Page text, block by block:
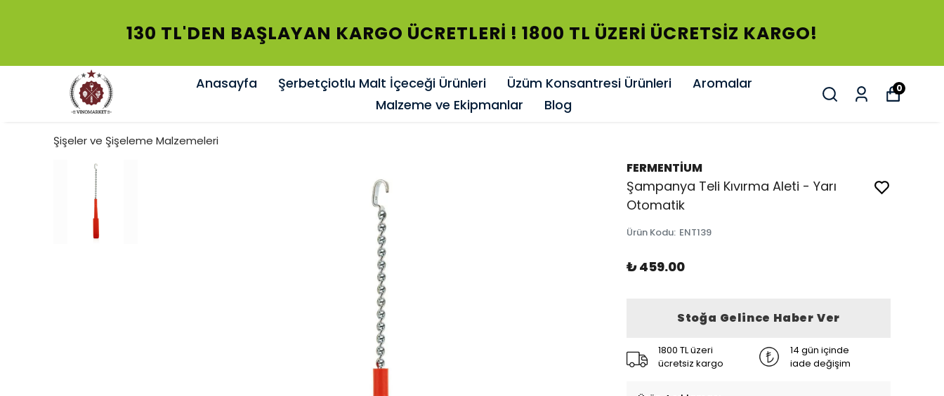
130 TL'DEN BAŞLAYAN KARGO ÜCRETLERİ ! 1800 TL ÜZERİ ÜCRETSİZ KARGO!
Anasayfa Şerbetçiotlu Malt İçeceği Ürünleri Üzüm Konsantresi Ürünleri
Aromalar
Malzeme ve Ekipmanlar
Blog
0
Şişeler ve Şişeleme Malzemeleri
FERMENTİUM
Şampanya Teli Kıvırma Aleti - Yarı
Otomatik
Ürün Kodu: ENT139
₺ 459.00
Stoğa Gelince Haber Ver
1800 TL üzeri
ücretsiz kargo
14 gün içinde
iade değişim